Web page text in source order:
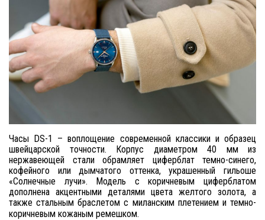
Часы DS-1 – воплощение современной классики и образец
швейцарской точности. Корпус диаметром 40 мм из
нержавеющей стали обрамляет циферблат темно-синего,
кофейного или дымчатого оттенка, украшенный гильоше
«Солнечные лучи». Модель с коричневым циферблатом
дополнена акцентными деталями цвета желтого золота, а
также стальным браслетом с миланским плетением и темно-
коричневым кожаным ремешком.